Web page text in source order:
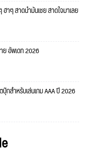
าๆ สาดน้ำมันเชย สาดใจมาเลย
ย อัพเดท 2026
กสำหรับเล่นเกม AAA ปี 2026